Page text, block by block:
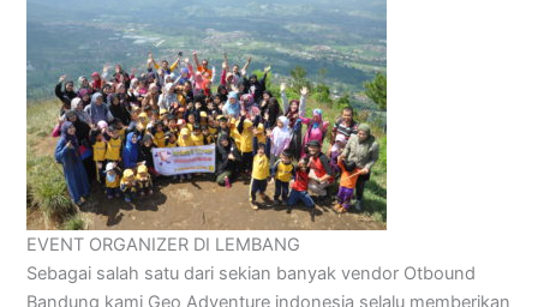
EVENT ORGANIZER DI LEMBANG
Sebagai salah satu dari sekian banyak vendor Otbound